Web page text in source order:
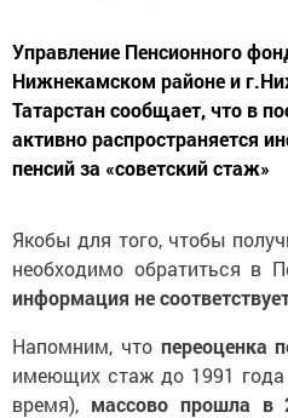
Управление Пенсионного
Нижнекамском районе и
Татарстан сообщает, что в
активно распространяется
пенсий за «советский стаж»
Якобы для того, чтобы
необходимо обратиться в
информация не
Напомним, что переоценка
имеющих стаж до 1991 года
время), массово прошла в